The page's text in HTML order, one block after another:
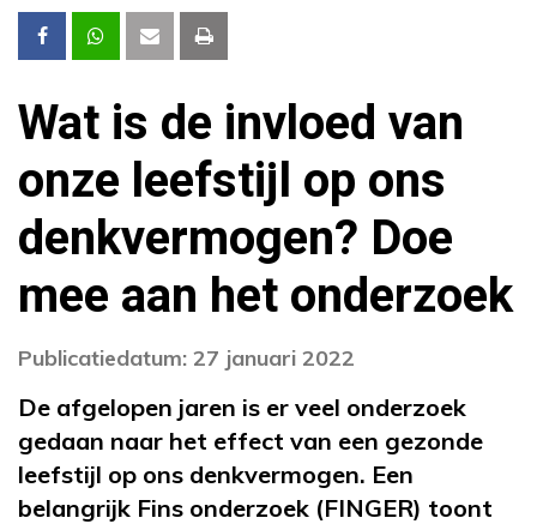
Wat is de invloed van
onze leefstijl op ons
denkvermogen? Doe
mee aan het onderzoek
Publicatiedatum: 27 januari 2022
De afgelopen jaren is er veel onderzoek
gedaan naar het effect van een gezonde
leefstijl op ons denkvermogen. Een
belangrijk Fins onderzoek (FINGER) toont